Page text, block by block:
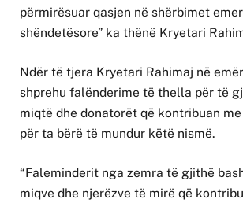
përmirësuar qasjen në shërbimet
shëndetësore” ka thënë Kryetari
Ndër të tjera Kryetari Rahimaj në
shprehu falënderime të thella për të
miqtë dhe donatorët që kontribuan
për ta bërë të mundur këtë nismë.
“Faleminderit nga zemra të gjithë
miqve dhe njerëzve të mirë që